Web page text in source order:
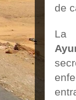
de
La